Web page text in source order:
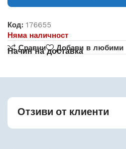
Код:176655
Няма наличност
Сравни
Добави в любими
Начин на доставка
Отзиви от клиенти